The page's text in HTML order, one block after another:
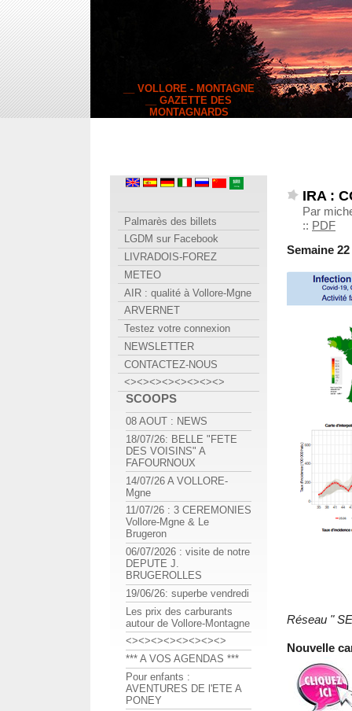
__ VOLLORE - MONTAGNE
__ GAZETTE DES
MONTAGNARDS
IRA :
Par
:: PDF
Semaine 22
Réseau "
Nouvelle
Palmarès des billets
LGDM sur Facebook
LIVRADOIS-FOREZ
METEO
AIR : qualité à Vollore-Mgne
ARVERNET
Testez votre connexion
NEWSLETTER
CONTACTEZ-NOUS
<><><><><><><><>
SCOOPS
08 AOUT : NEWS
18/07/26: BELLE "FETE
DES VOISINS" A
FAFOURNOUX
14/07/26 A VOLLORE-
Mgne
11/07/26 : 3 CEREMONIES
Vollore-Mgne & Le
Brugeron
06/07/2026 : visite de notre
DEPUTE J.
BRUGEROLLES
19/06/26: superbe vendredi
Les prix des carburants
autour de Vollore-Montagne
<><><><><><><><>
*** A VOS AGENDAS ***
Pour enfants :
AVENTURES DE l'ETE A
PONEY